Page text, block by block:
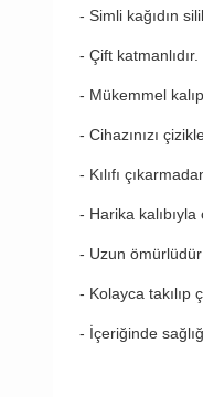
- Simli kağıdın
- Çift katmanlıdır.
- Mükemmel
- Cihazınızı
- Kılıfı
- Harika kalıbıyla
- Uzun
- Kolayca takılıp
- İçeriğinde